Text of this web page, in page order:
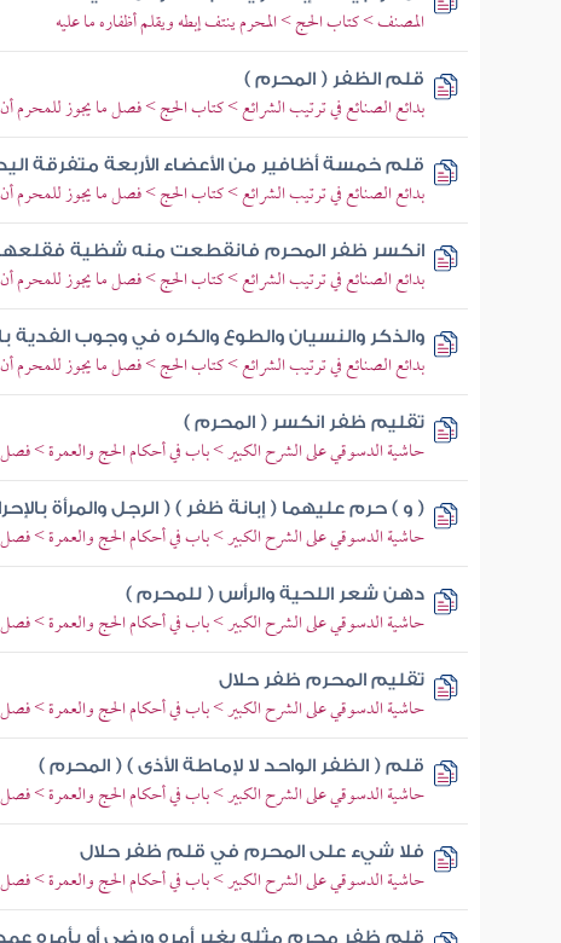
المصنف > كتاب الحج > المحرم ينتف إبطه ويقلم أظفاره ما عليه
قلم الظفر ( المحرم )
بدائع الصنائع في ترتيب الشرائع > كتاب الحج > فصل ما يجوز للمحرم أن
قلم خمسة أظافير من الأعضاء الأربعة متفرقة
بدائع الصنائع في ترتيب الشرائع > كتاب الحج > فصل ما يجوز للمحرم أن
انكسر ظفر المحرم فانقطعت منه شظية
بدائع الصنائع في ترتيب الشرائع > كتاب الحج > فصل ما يجوز للمحرم أن
والذكر والنسيان والطوع والكره في وجوب الفدية
بدائع الصنائع في ترتيب الشرائع > كتاب الحج > فصل ما يجوز للمحرم أن
تقليم ظفر انكسر ( المحرم )
حاشية الدسوقي على الشرح الكبير > باب في أحكام الحج والعمرة >
( و ) حرم عليهما ( إبانة ظفر ) ( الرجل والمرأة
حاشية الدسوقي على الشرح الكبير > باب في أحكام الحج والعمرة >
دهن شعر اللحية والرأس ( للمحرم )
حاشية الدسوقي على الشرح الكبير > باب في أحكام الحج والعمرة >
تقليم المحرم ظفر حلال
حاشية الدسوقي على الشرح الكبير > باب في أحكام الحج والعمرة >
قلم ( الظفر الواحد لا لإماطة الأذى ) ( المحرم )
حاشية الدسوقي على الشرح الكبير > باب في أحكام الحج والعمرة >
فلا شيء على المحرم في قلم ظفر حلال
حاشية الدسوقي على الشرح الكبير > باب في أحكام الحج والعمرة >
قلم ظفر محرم مثله بغير أمره ورضي أو بأمره عمدا